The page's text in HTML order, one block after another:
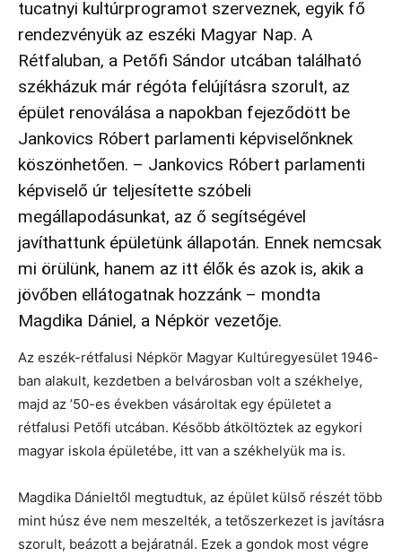
tucatnyi kultúrprogramot szerveznek, egyik fő
rendezvényük az eszéki Magyar Nap. A
Rétfaluban, a Petőfi Sándor utcában található
székházuk már régóta felújításra szorult, az
épület renoválása a napokban fejeződött be
Jankovics Róbert parlamenti képviselőnknek
köszönhetően. – Jankovics Róbert parlamenti
képviselő úr teljesítette szóbeli
megállapodásunkat, az ő segítségével
javíthattunk épületünk állapotán. Ennek nemcsak
mi örülünk, hanem az itt élők és azok is, akik a
jövőben ellátogatnak hozzánk – mondta
Magdika Dániel, a Népkör vezetője.
Az eszék-rétfalusi Népkör Magyar Kultúregyesület 1946-
ban alakult, kezdetben a belvárosban volt a székhelye,
majd az ’50-es években vásároltak egy épületet a
rétfalusi Petőfi utcában. Később átköltöztek az egykori
magyar iskola épületébe, itt van a székhelyük ma is.
Magdika Dánieltől megtudtuk, az épület külső részét több
mint húsz éve nem meszelték, a tetőszerkezet is javításra
szorult, beázott a bejáratnál. Ezek a gondok most végre